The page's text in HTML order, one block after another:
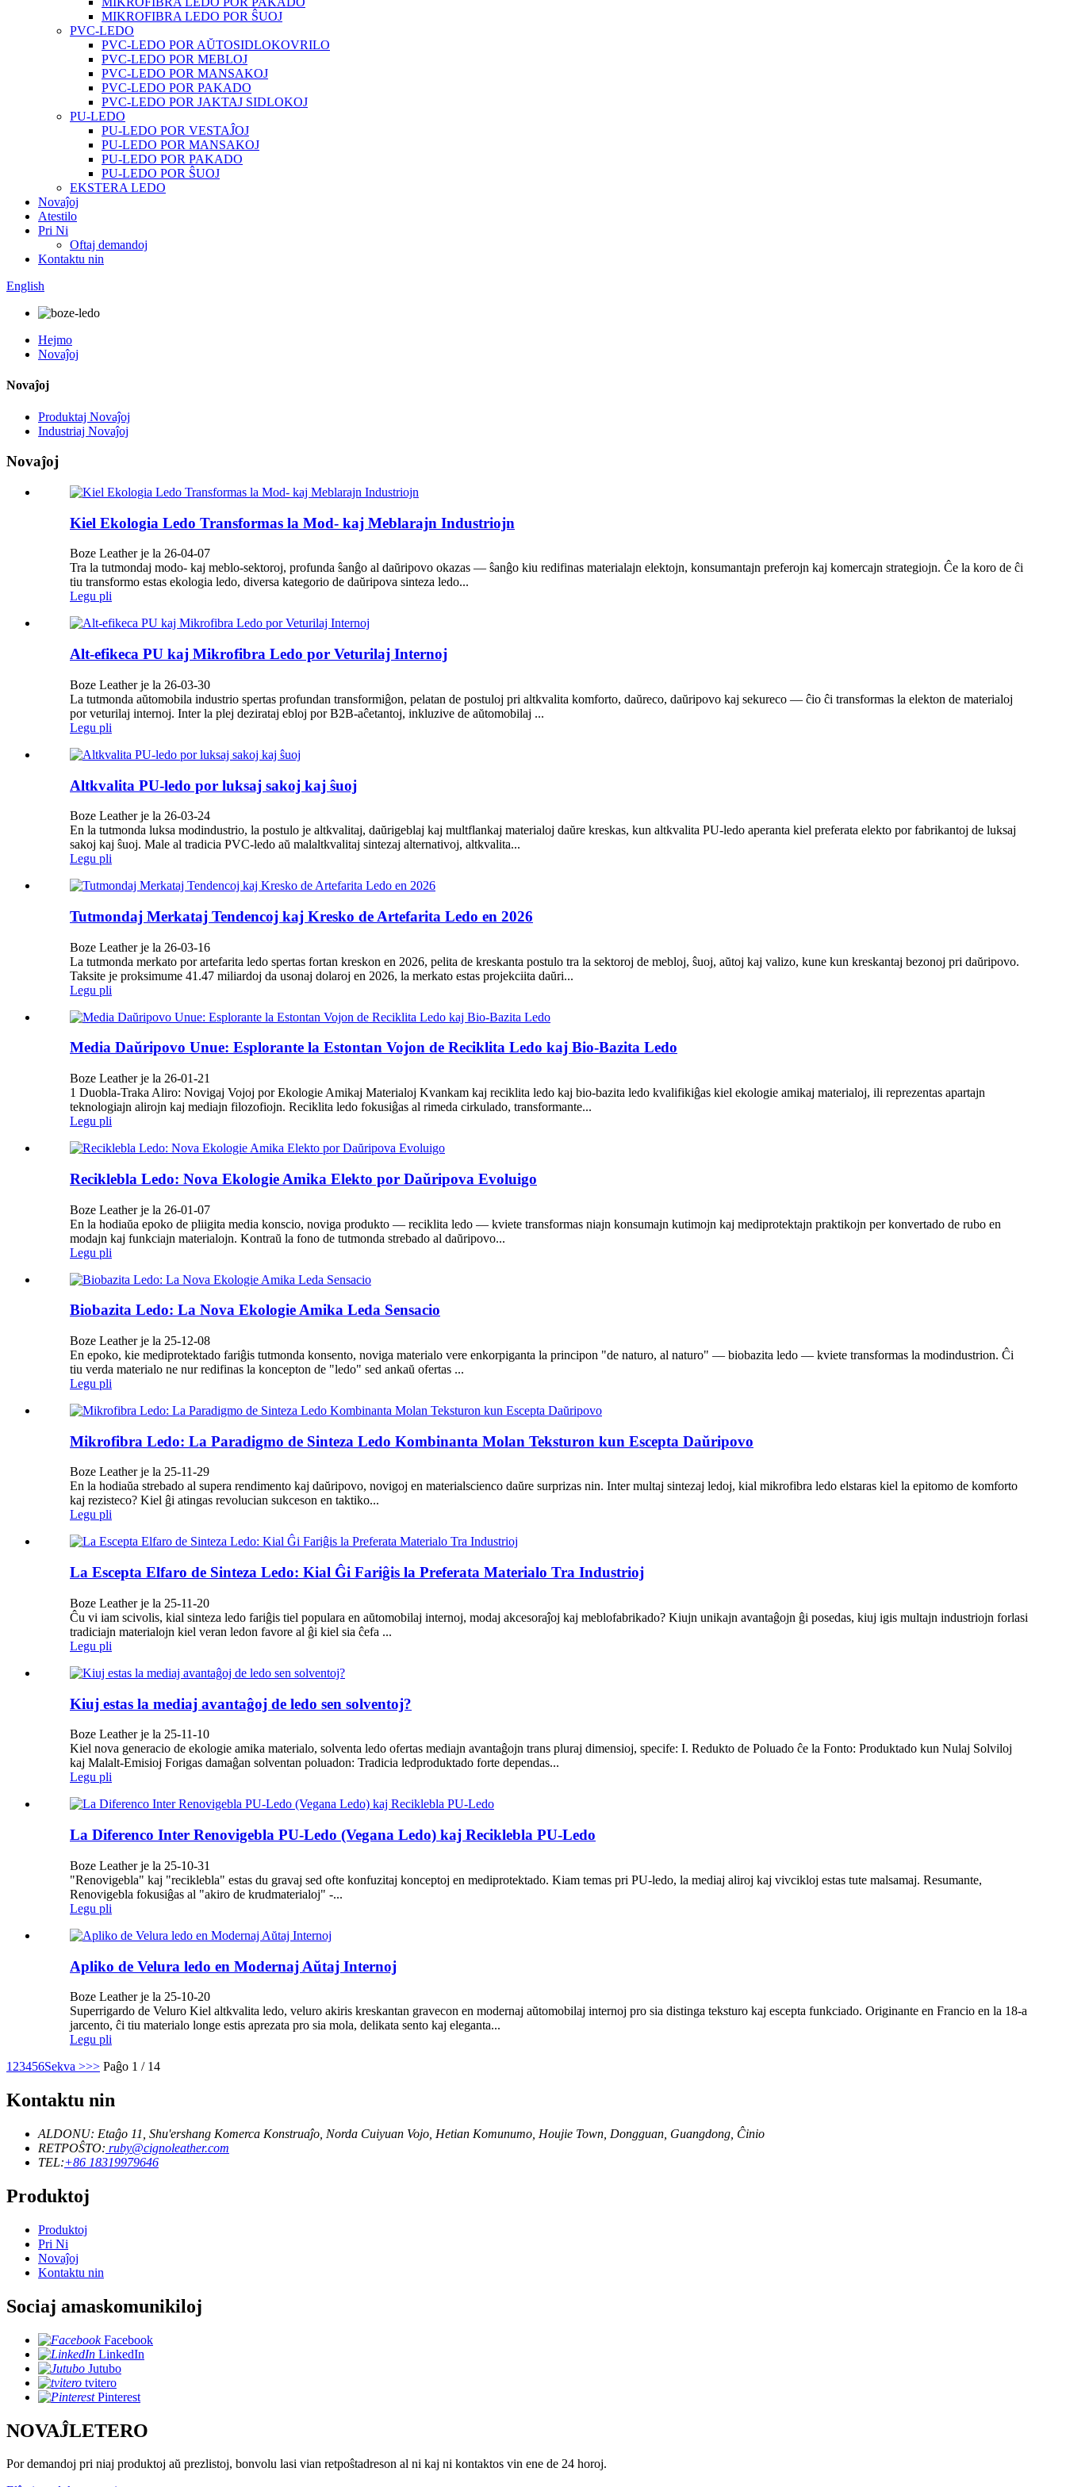
MIKROFIBRA LEDO POR ŜUOJ
PVC-LEDO
PVC-LEDO POR AŬTOSIDLOKOVRILO
PVC-LEDO POR MEBLOJ
PVC-LEDO POR MANSAKOJ
PVC-LEDO POR PAKADO
PVC-LEDO POR JAKTAJ SIDLOKOJ
PU-LEDO
PU-LEDO POR VESTAĴOJ
PU-LEDO POR MANSAKOJ
PU-LEDO POR PAKADO
PU-LEDO POR ŜUOJ
EKSTERA LEDO
Novaĵoj
Atestilo
Pri Ni
Oftaj demandoj
Kontaktu nin
English
Hejmo
Novaĵoj
Novaĵoj
Produktaj Novaĵoj
Industriaj Novaĵoj
Novaĵoj
Kiel Ekologia Ledo Transformas la Mod- kaj Meblarajn Industriojn
Boze Leather je la 26-04-07
Tra la tutmondaj modo- kaj meblo-sektoroj, profunda ŝanĝo al daŭripovo okazas — ŝanĝo kiu redifinas materialajn elektojn, konsumantajn preferojn kaj komercajn strategiojn. Ĉe la koro de ĉi
tiu transformo estas ekologia ledo, diversa kategorio de daŭripova sinteza ledo...
Legu pli
Alt-efikeca PU kaj Mikrofibra Ledo por Veturilaj Internoj
Boze Leather je la 26-03-30
La tutmonda aŭtomobila industrio spertas profundan transformiĝon, pelatan de postuloj pri altkvalita komforto, daŭreco, daŭripovo kaj sekureco — ĉio ĉi transformas la elekton de materialoj
por veturilaj internoj. Inter la plej dezirataj ebloj por B2B-aĉetantoj, inkluzive de aŭtomobilaj ...
Legu pli
Altkvalita PU-ledo por luksaj sakoj kaj ŝuoj
Boze Leather je la 26-03-24
En la tutmonda luksa modindustrio, la postulo je altkvalitaj, daŭrigeblaj kaj multflankaj materialoj daŭre kreskas, kun altkvalita PU-ledo aperanta kiel preferata elekto por fabrikantoj de luksaj
sakoj kaj ŝuoj. Male al tradicia PVC-ledo aŭ malaltkvalitaj sintezaj alternativoj, altkvalita...
Legu pli
Tutmondaj Merkataj Tendencoj kaj Kresko de Artefarita Ledo en 2026
Boze Leather je la 26-03-16
La tutmonda merkato por artefarita ledo spertas fortan kreskon en 2026, pelita de kreskanta postulo tra la sektoroj de mebloj, ŝuoj, aŭtoj kaj valizo, kune kun kreskantaj bezonoj pri daŭripovo.
Taksite je proksimume 41.47 miliardoj da usonaj dolaroj en 2026, la merkato estas projekciita daŭri...
Legu pli
Media Daŭripovo Unue: Esplorante la Estontan Vojon de Reciklita Ledo kaj Bio-Bazita Ledo
Boze Leather je la 26-01-21
1 Duobla-Traka Aliro: Novigaj Vojoj por Ekologie Amikaj Materialoj Kvankam kaj reciklita ledo kaj bio-bazita ledo kvalifikiĝas kiel ekologie amikaj materialoj, ili reprezentas apartajn
teknologiajn alirojn kaj mediajn filozofiojn. Reciklita ledo fokusiĝas al rimeda cirkulado, transformante...
Legu pli
Reciklebla Ledo: Nova Ekologie Amika Elekto por Daŭripova Evoluigo
Boze Leather je la 26-01-07
En la hodiaŭa epoko de pliigita media konscio, noviga produkto — reciklita ledo — kviete transformas niajn konsumajn kutimojn kaj mediprotektajn praktikojn per konvertado de rubo en
modajn kaj funkciajn materialojn. Kontraŭ la fono de tutmonda strebado al daŭripovo...
Legu pli
Biobazita Ledo: La Nova Ekologie Amika Leda Sensacio
Boze Leather je la 25-12-08
En epoko, kie mediprotektado fariĝis tutmonda konsento, noviga materialo vere enkorpiganta la principon "de naturo, al naturo" — biobazita ledo — kviete transformas la modindustrion. Ĉi
tiu verda materialo ne nur redifinas la koncepton de "ledo" sed ankaŭ ofertas ...
Legu pli
Mikrofibra Ledo: La Paradigmo de Sinteza Ledo Kombinanta Molan Teksturon kun Escepta Daŭripovo
Boze Leather je la 25-11-29
En la hodiaŭa strebado al supera rendimento kaj daŭripovo, novigoj en materialscienco daŭre surprizas nin. Inter multaj sintezaj ledoj, kial mikrofibra ledo elstaras kiel la epitomo de komforto
kaj rezisteco? Kiel ĝi atingas revolucian sukceson en taktiko...
Legu pli
La Escepta Elfaro de Sinteza Ledo: Kial Ĝi Fariĝis la Preferata Materialo Tra Industrioj
Boze Leather je la 25-11-20
Ĉu vi iam scivolis, kial sinteza ledo fariĝis tiel populara en aŭtomobilaj internoj, modaj akcesoraĵoj kaj meblofabrikado? Kiujn unikajn avantaĝojn ĝi posedas, kiuj igis multajn industriojn forlasi
tradiciajn materialojn kiel veran ledon favore al ĝi kiel sia ĉefa ...
Legu pli
Kiuj estas la mediaj avantaĝoj de ledo sen solventoj?
Boze Leather je la 25-11-10
Kiel nova generacio de ekologie amika materialo, solventa ledo ofertas mediajn avantaĝojn trans pluraj dimensioj, specife: I. Redukto de Poluado ĉe la Fonto: Produktado kun Nulaj Solviloj
kaj Malalt-Emisioj Forigas damaĝan solventan poluadon: Tradicia ledproduktado forte dependas...
Legu pli
La Diferenco Inter Renovigebla PU-Ledo (Vegana Ledo) kaj Reciklebla PU-Ledo
Boze Leather je la 25-10-31
"Renovigebla" kaj "reciklebla" estas du gravaj sed ofte konfuzitaj konceptoj en mediprotektado. Kiam temas pri PU-ledo, la mediaj aliroj kaj vivcikloj estas tute malsamaj. Resumante,
Renovigebla fokusiĝas al "akiro de krudmaterialoj" -...
Legu pli
Apliko de Velura ledo en Modernaj Aŭtaj ​​Internoj
Boze Leather je la 25-10-20
Superrigardo de Veluro Kiel altkvalita ledo, veluro akiris kreskantan gravecon en modernaj aŭtomobilaj internoj pro sia distinga teksturo kaj escepta funkciado. Originante en Francio en la 18-a
jarcento, ĉi tiu materialo longe estis aprezata pro sia mola, delikata sento kaj eleganta...
Legu pli
1 23456Sekva >>> Paĝo 1 / 14
Kontaktu nin
ALDONU: Etaĝo 11, Shu'ershang Komerca Konstruaĵo, Norda Cuiyuan Vojo, Hetian Komunumo, Houjie Town, Dongguan, Guangdong, Ĉinio
RETPOŜTO: ruby@cignoleather.com
TEL:+86 18319979646
Produktoj
Produktoj
Pri Ni
Novaĵoj
Kontaktu nin
Sociaj amaskomunikiloj
Facebook
LinkedIn
Jutubo
tvitero
Pinterest
NOVAĴLETERO
Por demandoj pri niaj produktoj aŭ prezlistoj, bonvolu lasi vian retpoŝtadreson al ni kaj ni kontaktos vin ene de 24 horoj.